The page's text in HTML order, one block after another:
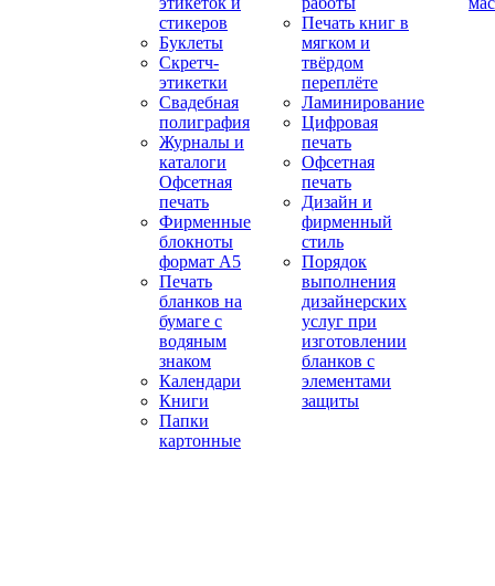
стикеров
Буклеты
Скретч-
этикетки
Свадебная
полиграфия
Журналы и
каталоги
Офсетная
печать
Фирменные
блокноты
формат А5
Печать
бланков на
бумаге с
водяным
знаком
Календари
Книги
Папки
картонные
Печать книг в
мягком и
твёрдом
переплёте
Ламинирование
Цифровая
печать
Офсетная
печать
Дизайн и
фирменный
стиль
Порядок
выполнения
дизайнерских
услуг при
изготовлении
бланков с
элементами
защиты